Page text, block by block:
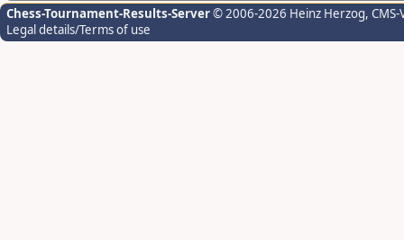
Chess-Tournament-Results-Server© 2006-2026 Heinz Herzog,
Legal details/Terms of use